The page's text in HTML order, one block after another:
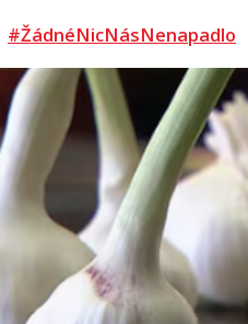
#ŽádnéNicNásNenapadlo